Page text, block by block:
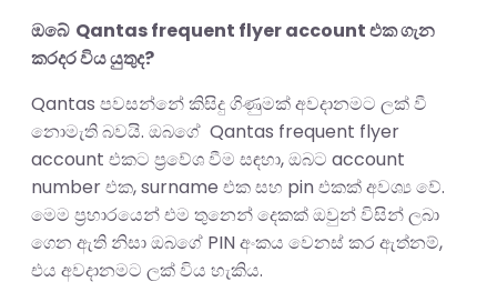
ඔබේ Qantas frequent flyer account එක ගැන
කරදර විය යුතුද?
Qantas පවසන්නේ කිසිදු ගිණුමක් අවදානමට ලක් වී
නොමැති බවයි. ඔබගේ Qantas frequent flyer
account එකට ප්‍රවේශ වීම සඳහා, ඔබට account
number එක, surname එක සහ pin එකක් අවශ්‍ය වේ.
මෙම ප්‍රහාරයෙන් එම තුනෙන් දෙකක් ඔවුන් විසින් ලබා
ගෙන ඇති නිසා ඔබගේ PIN අංකය වෙනස් කර ඇත්නම්,
එය අවදානමට ලක් විය හැකිය.